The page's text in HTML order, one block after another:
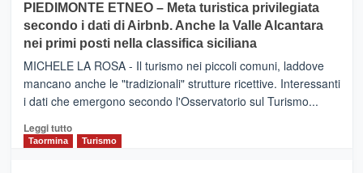
CATANIA
–
Inaugurato
il
nuovo
collegamento
tra
e
Zanzibar
PIEDIMONTE ETNEO – Meta turistica privilegiata
secondo i dati di Airbnb. Anche la Valle Alcantara
nei primi posti nella classifica siciliana
MICHELE LA ROSA - Il turismo nei piccoli comuni, laddove
mancano anche le "tradizionali" strutture ricettive. Interessanti
i dati che emergono secondo l'Osservatorio sul Turismo...
Leggi tuttoLeggi
Taormina Turismo